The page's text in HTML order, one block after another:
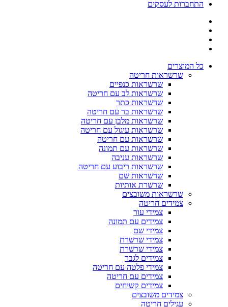
התחברות לעסקים
כל המוצרים
שרשראות חריטה
שרשראות כנפיים
שרשראות לב עם חריטה
שרשראות כתר
שרשראות בר עם חריטה
שרשראות מלבן עם חריטה
שרשראות עיגול עם חריטה
שרשראות עם חריטה
שרשראות עם תמונה
שרשראות עניבה
שרשראות ריבוע עם חריטה
שרשראות שם
שרשרת אותיות
שרשראות משובצים
צמידים חריטה
צמידי עור
צמידים עם תמונה
צמידי שם
צמידי שרשרת
צמידי שרשרת
צמידים לגבר
צמידי פלטה עם חריטה
צמידים עם חריטה
צמידים קשיחים
צמידים משובצים
עגילים חריטה